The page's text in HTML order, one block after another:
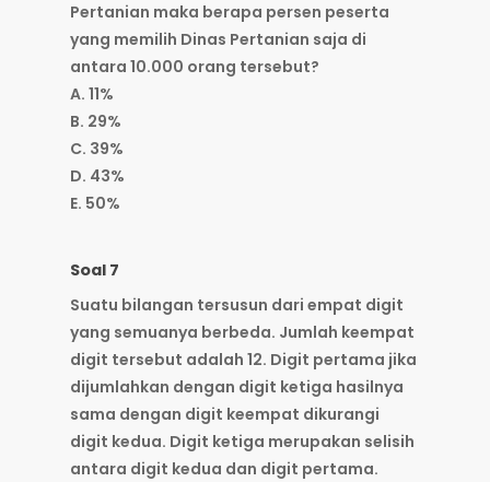
Pertanian maka berapa persen peserta
yang memilih Dinas Pertanian saja di
antara 10.000 orang tersebut?
A. 11%
B. 29%
C. 39%
D. 43%
E. 50%
Soal 7
Suatu bilangan tersusun dari empat digit
yang semuanya berbeda. Jumlah keempat
digit tersebut adalah 12. Digit pertama jika
dijumlahkan dengan digit ketiga hasilnya
sama dengan digit keempat dikurangi
digit kedua. Digit ketiga merupakan selisih
antara digit kedua dan digit pertama.